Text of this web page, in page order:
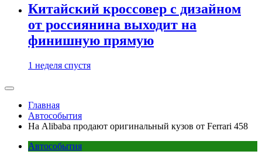
Китайский кроссовер с дизайном
от россиянина выходит на
финишную прямую
1 неделя спустя
Главная
Автособытия
На Alibaba продают оригинальный кузов от Ferrari 458
Автособытия